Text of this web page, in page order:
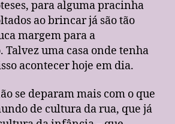
para alguma pracinha
ao brincar já são tão
margem para a
uma casa onde tenha
acontecer hoje em dia.
se deparam mais com o que
de cultura da rua, que já